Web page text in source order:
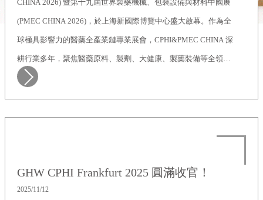
CHINA 2026) 暨第十九屆世界製藥機械、包裝設備與材料中國展
(PMEC CHINA 2026)，於上海新國際博覽中心盛大啟幕。作為全
球極具影響力的醫藥全產業鏈專業展會，CPHI&PMEC CHINA 深
耕行業多年，聚焦醫藥原料、製劑、大健康、製藥裝備等全領域
產業鏈，匯聚全球前沿技術、優質產品與行業精英。
GHW CPHI Frankfurt 2025 圓滿收官！
2025/11/12